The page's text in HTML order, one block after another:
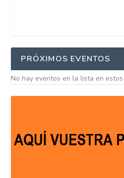
PRÓXIMOS EVENTOS
No hay eventos en la lista en